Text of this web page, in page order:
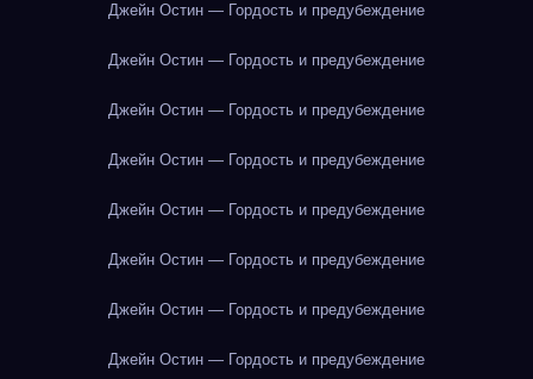
Джейн Остин — Гордость и предубеждение
Джейн Остин — Гордость и предубеждение
Джейн Остин — Гордость и предубеждение
Джейн Остин — Гордость и предубеждение
Джейн Остин — Гордость и предубеждение
Джейн Остин — Гордость и предубеждение
Джейн Остин — Гордость и предубеждение
Джейн Остин — Гордость и предубеждение